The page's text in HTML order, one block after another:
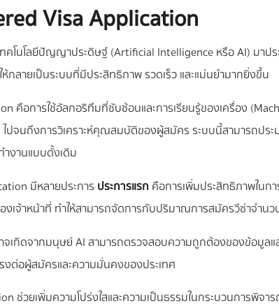
Visa Application
คโนโลยีปัญญาประดิษฐ์ (Artificial Intelligence หรือ AI) มาป
ห้กลายเป็นระบบที่มีประสิทธิภาพ รวดเร็ว และแม่นยำมากยิ่งขึ้น
คือการใช้อัลกอริทึมที่ซับซ้อนและการเรียนรู้ของเครื่อง
ปจนถึงการวิเคราะห์คุณสมบัติของผู้สมัคร ระบบนี้สามารถปร
งานแบบดั้งเดิม
มีหลายประการ ประการแรกคือการเพิ่มประสิทธิภาพในก
องเจ้าหน้าที่ ทำให้สามารถจัดการกับปริมาณการสมัครวีซ่าจำ
กิดจากมนุษย์ AI สามารถตรวจสอบความถูกต้องของข้อมูลแล
ต่อผู้สมัครและความมั่นคงของประเทศ
ช่วยเพิ่มความโปร่งใสและความเป็นธรรมในกระบวนการ